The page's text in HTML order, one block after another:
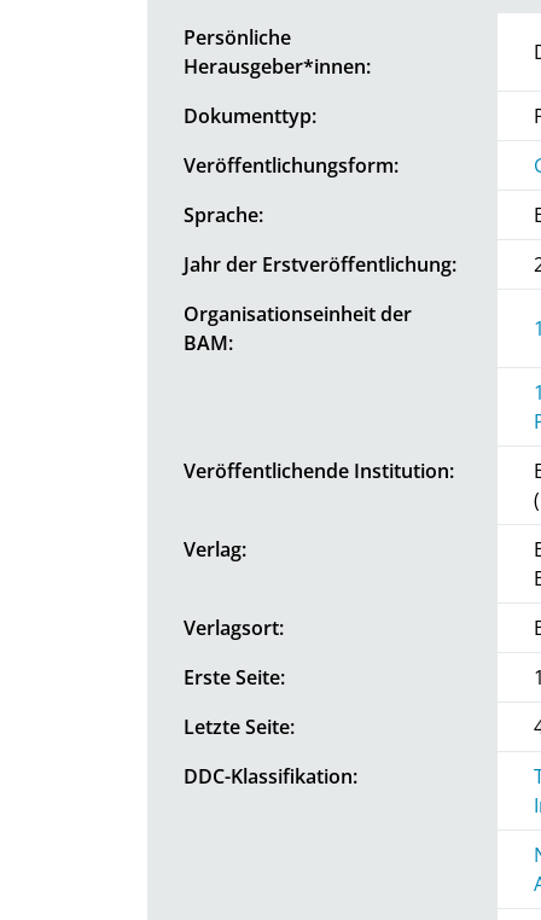
Persönliche
Herausgeber*innen:
Dokumenttyp:
Veröffentlichungsform:
Sprache:
Jahr der Erstveröffentlichung:
Organisationseinheit der
BAM:
Veröffentlichende Institution:
Verlag:
Verlagsort:
Erste Seite:
Letzte Seite:
DDC-Klassifikation: